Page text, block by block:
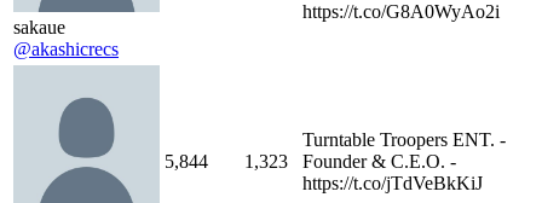
sakaue
@akashicrecs
https://t.co/G8A0WyAo2i
5,844 1,323
Turntable Troopers ENT. -
Founder & C.E.O. -
https://t.co/jTdVeBkKiJ